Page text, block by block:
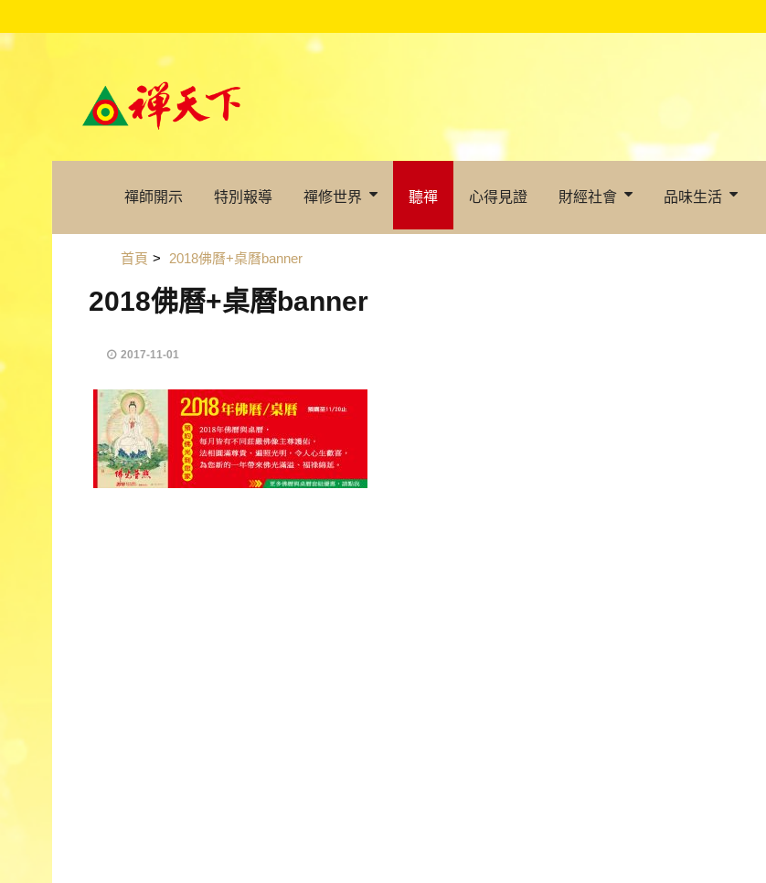
禪師開示 特別報導 禪修世界 聽禪 心得見證 財經社會 品味生活
首頁 > 2018佛曆+桌曆banner
2018佛曆+桌曆banner
2017-11-01